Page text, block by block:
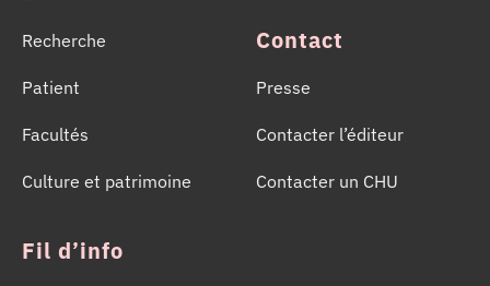
Recherche
Patient
Facultés
Culture et patrimoine
Contact
Presse
Contacter l’éditeur
Contacter un CHU
Fil d’info